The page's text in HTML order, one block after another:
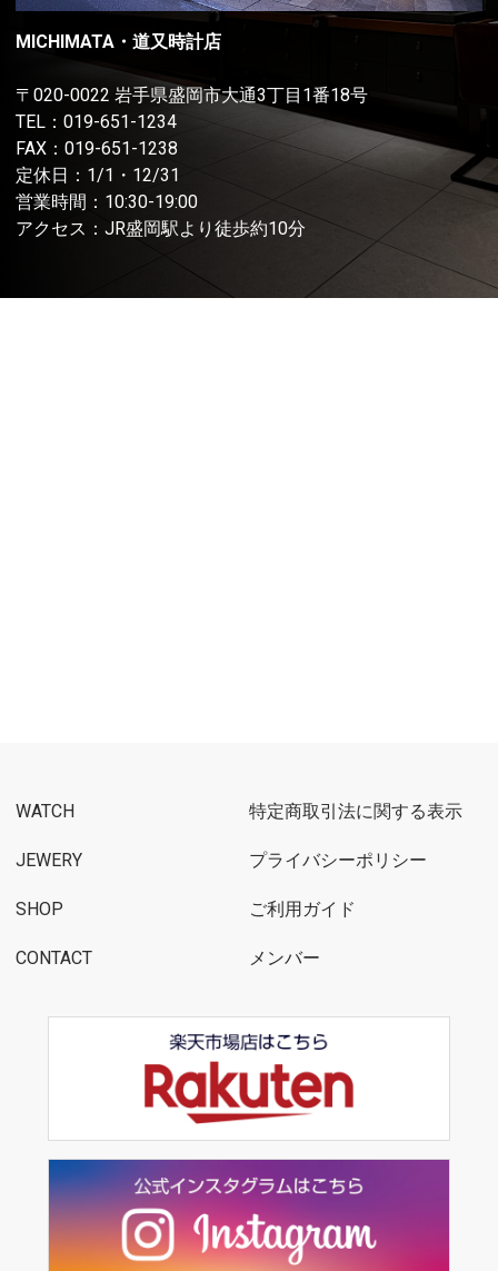
MICHIMATA・道又時計店
〒020-0022 岩手県盛岡市大通3丁目1番18号
TEL： 019-651-1234
FAX：019-651-1238
定休日：1/1・12/31
営業時間：10:30-19:00
アクセス：JR盛岡駅より徒歩約10分
WATCH
JEWERY
SHOP
CONTACT
特定商取引法に関する表示
プライバシーポリシー
ご利用ガイド
メンバー